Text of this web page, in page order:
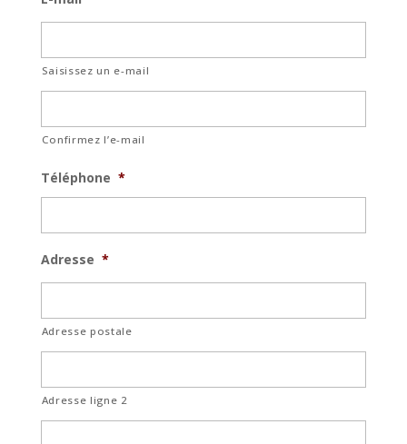
Saisissez un e-mail
Confirmez l’e-mail
Téléphone *
Adresse *
Adresse postale
Adresse ligne 2